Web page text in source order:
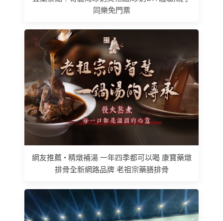
同樂免門票
網友推薦 • 精燉補湯 一年四季都可以喝 康寶藥燉
排骨全新網路品牌 老祖宗藥膳排骨